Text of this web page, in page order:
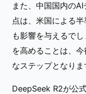
また、中国国内の
点は、米国による
も影響を与えるで
を高めることは、
なステップとなりま
DeepSeek R2が公